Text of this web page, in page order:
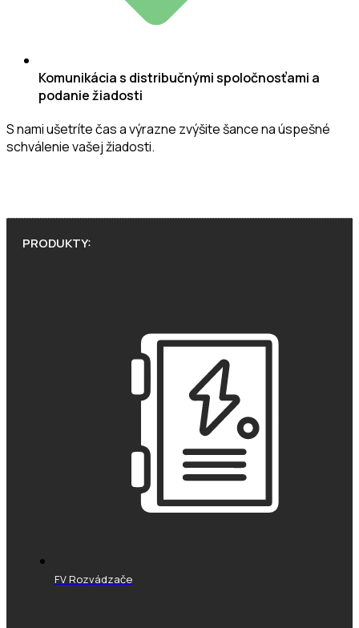
Komunikácia s distribučnými spoločnosťami a
podanie žiadosti
S nami ušetríte čas a výrazne zvýšite šance na úspešné
schválenie vašej žiadosti.
PRODUKTY:
FV Rozvádzače